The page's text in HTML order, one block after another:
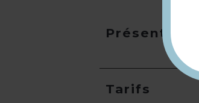
Présentation
Tarifs